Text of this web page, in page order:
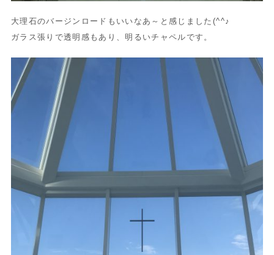
大理石のバージンロードもいいなあ～と感じました(^^♪
ガラス張りで透明感もあり、明るいチャペルです。